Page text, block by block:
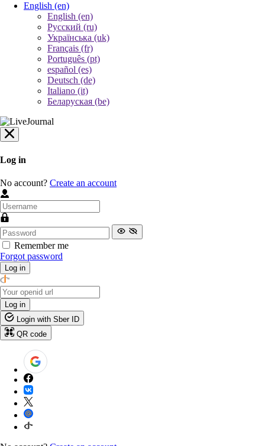
English (en)
English (en)
Русский (ru)
Українська (uk)
Français (fr)
Português (pt)
español (es)
Deutsch (de)
Italiano (it)
Беларуская (be)
Log in
No account? Create an account
Remember me
Forgot password
Log in
Log in
Login with Sber ID
QR code